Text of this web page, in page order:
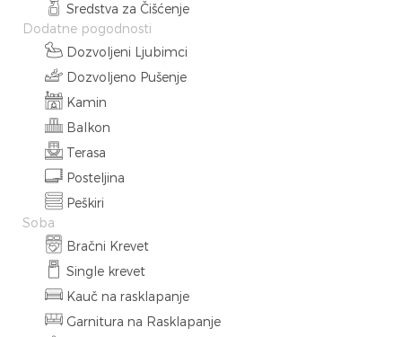
Sredstva za Čišćenje
Dodatne pogodnosti
Dozvoljeni Ljubimci
Dozvoljeno Pušenje
Kamin
Balkon
Terasa
Posteljina
Peškiri
Soba
Bračni Krevet
Single krevet
Kauč na rasklapanje
Garnitura na Rasklapanje